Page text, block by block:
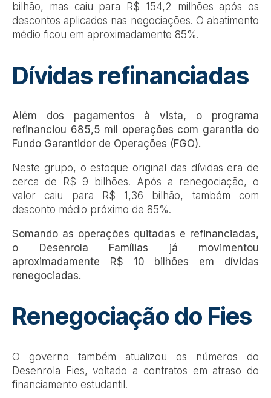
bilhão, mas caiu para R$ 154,2 milhões após os
descontos aplicados nas negociações. O abatimento
médio ficou em aproximadamente 85%.
Dívidas refinanciadas
Além dos pagamentos à vista, o programa
refinanciou 685,5 mil operações com garantia do
Fundo Garantidor de Operações (FGO).
Neste grupo, o estoque original das dívidas era de
cerca de R$ 9 bilhões. Após a renegociação, o
valor caiu para R$ 1,36 bilhão, também com
desconto médio próximo de 85%.
Somando as operações quitadas e refinanciadas,
o Desenrola Famílias já movimentou
aproximadamente R$ 10 bilhões em dívidas
renegociadas.
Renegociação do Fies
O governo também atualizou os números do
Desenrola Fies, voltado a contratos em atraso do
financiamento estudantil.